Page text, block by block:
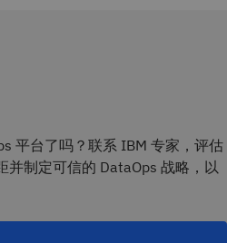
平台了吗？联系 IBM 专家，评估
并制定可信的 DataOps 战略，以